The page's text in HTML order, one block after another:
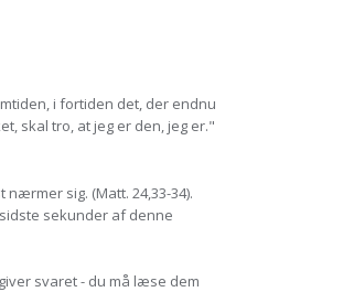
i fortiden det, der endnu
skal tro, at jeg er den, jeg er."
sig. (Matt. 24,33-34).
sekunder af denne
svaret - du må læse dem